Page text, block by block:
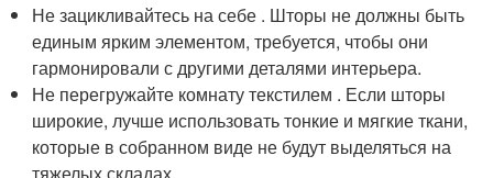
Не зацикливайтесь на себе . Шторы не должны быть
единым ярким элементом, требуется, чтобы они
гармонировали с другими деталями интерьера.
Не перегружайте комнату текстилем . Если шторы
широкие, лучше использовать тонкие и мягкие ткани,
которые в собранном виде не будут выделяться на
тяжелых складах.